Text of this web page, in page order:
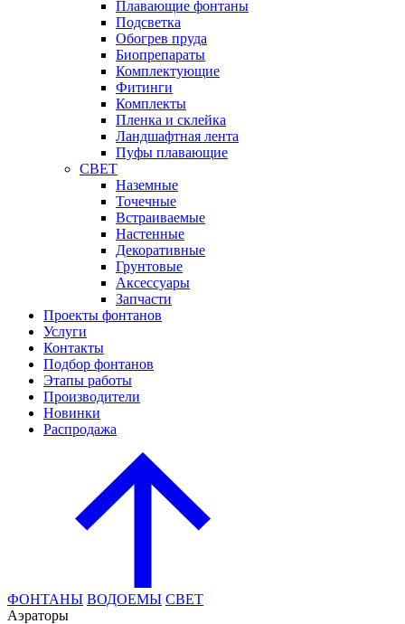
Плавающие фонтаны
Подсветка
Обогрев пруда
Биопрепараты
Комплектующие
Фитинги
Комплекты
Пленка и склейка
Ландшафтная лента
Пуфы плавающие
СВЕТ
Наземные
Точечные
Встраиваемые
Настенные
Декоративные
Грунтовые
Аксессуары
Запчасти
Проекты фонтанов
Услуги
Контакты
Подбор фонтанов
Этапы работы
Производители
Новинки
Распродажа
ФОНТАНЫ ВОДОЕМЫ СВЕТ
Аэраторы